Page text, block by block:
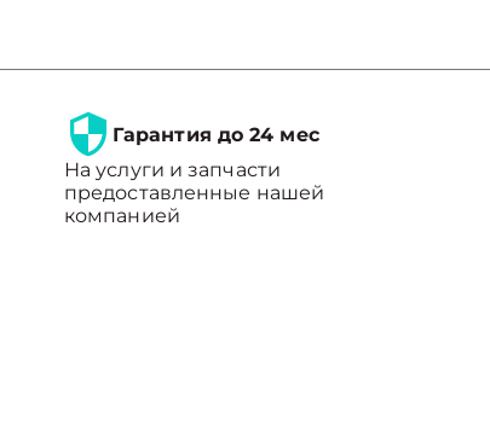
Гарантия до 24 мес
На услуги и запчасти
предоставленные нашей
компанией